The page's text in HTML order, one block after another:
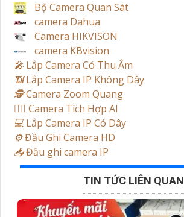
Bộ Camera Quan Sát
camera Dahua
Camera HIKVISON
camera KBvision
️🎤️ Lắp Camera Có Thu Âm
📶Lắp Camera IP Không Dây
🕵️Camera Zoom Quang
🧛‍♀️ Camera Tích Hợp AI
💻 Lắp Camera IP Có Dây
⚙️Đầu Ghi Camera HD
📥Đầu ghi camera IP
TIN TỨC LIÊN QUAN